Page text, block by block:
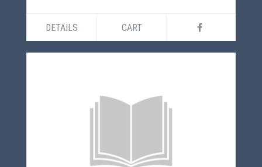
DETAILS CART